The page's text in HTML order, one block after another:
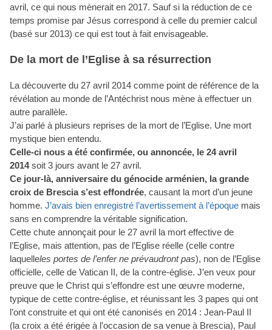
avril, ce qui nous mènerait en 2017. Sauf si la réduction de ce
temps promise par Jésus correspond à celle du premier calcul
(basé sur 2013) ce qui est tout à fait envisageable.
De la mort de l’Eglise à sa résurrection
La découverte du 27 avril 2014 comme point de référence de la
révélation au monde de l’Antéchrist nous mène à effectuer un
autre parallèle.
J’ai parlé à plusieurs reprises de la mort de l’Eglise. Une mort
mystique bien entendu.
Celle-ci nous a été confirmée, ou annoncée, le 24 avril
2014soit 3 jours avant le 27 avril.
Ce jour-là, anniversaire du génocide arménien, la grande
croix de Brescia s’est effondrée, causant la mort d’un jeune
homme. J’avais bien enregistré l’avertissement à l’époque mais
sans en comprendre la véritable signification.
Cette chute annonçait pour le 27 avril la mort effective de
l’Eglise, mais attention, pas de l’Eglise réelle (celle contre
laquelleles portes de l’enfer ne prévaudront pas), non de l’Eglise
officielle, celle de Vatican II, de la contre-église. J’en veux pour
preuve que le Christ qui s’effondre est une œuvre moderne,
typique de cette contre-église, et réunissant les 3 papes qui ont
l’ont construite et qui ont été canonisés en 2014 : Jean-Paul II
(la croix a été érigée à l’occasion de sa venue à Brescia), Paul